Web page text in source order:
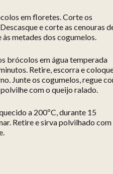
em floretes. Corte os
e corte as cenouras
metades dos cogumelos.
brócolos em água temperada
Retire, escorra e
Junte os cogumelos, regue
com o queijo ralado.
a 200ºC, durante 15
Retire e sirva polvilhado com